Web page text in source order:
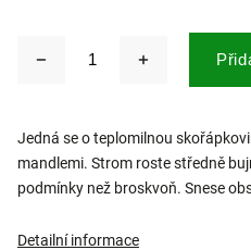
Jedná se o teplomilnou
mandlemi. Strom roste středně
podmínky než broskvoň. Snese
Detailní informace